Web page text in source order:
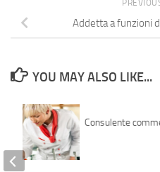
Addetta a funzioni
YOU MAY ALSO LIKE...
Consulente